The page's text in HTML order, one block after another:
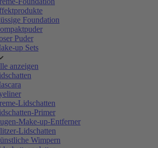
Foundation
Puder
up Sets
anzeigen
Lidschatten
Primer
Make-up-Entferner
Lidschatten
Wimpern